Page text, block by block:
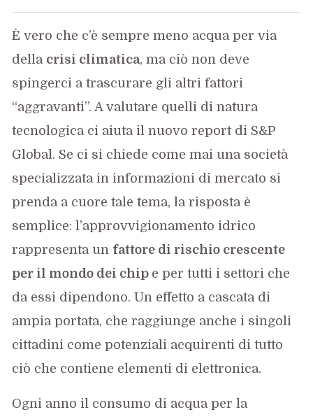
È vero che c’è sempre meno acqua per via
della crisi climatica, ma ciò non deve
spingerci a trascurare gli altri fattori
“aggravanti”. A valutare quelli di natura
tecnologica ci aiuta il nuovo report di S&P
Global. Se ci si chiede come mai una società
specializzata in informazioni di mercato si
prenda a cuore tale tema, la risposta è
semplice: l’approvvigionamento idrico
rappresenta un fattore di rischio crescente
per il mondo dei chip e per tutti i settori che
da essi dipendono. Un effetto a cascata di
ampia portata, che raggiunge anche i singoli
cittadini come potenziali acquirenti di tutto
ciò che contiene elementi di elettronica.
Ogni anno il consumo di acqua per la